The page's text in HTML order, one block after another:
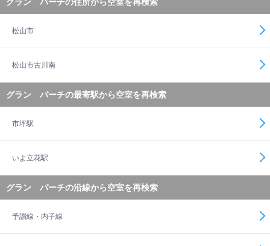
松山市
松山市古川南
グラン パーチの最寄駅から空室を再検索
市坪駅
いよ立花駅
グラン パーチの沿線から空室を再検索
予讃線・内子線